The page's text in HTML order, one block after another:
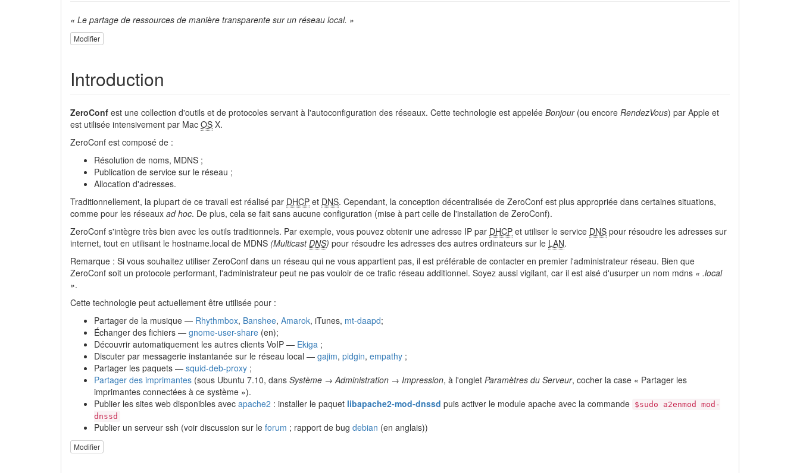
« Le partage de ressources de manière transparente sur un réseau local. »
Modifier
Introduction
ZeroConf est une collection d'outils et de protocoles servant à l'autoconfiguration des réseaux. Cette technologie est appelée Bonjour(ou encore RendezVous) par Apple et
est utilisée intensivement par Mac OS X.
ZeroConf est composé de :
Résolution de noms, MDNS ;
Publication de service sur le réseau ;
Allocation d'adresses.
Traditionnellement, la plupart de ce travail est réalisé par DHCP et DNS. Cependant, la conception décentralisée de ZeroConf est plus appropriée dans certaines situations,
comme pour les réseaux ad hoc. De plus, cela se fait sans aucune configuration (mise à part celle de l'installation de ZeroConf).
ZeroConf s'intègre très bien avec les outils traditionnels. Par exemple, vous pouvez obtenir une adresse IP par DHCP et utiliser le service DNS pour résoudre les adresses sur
internet, tout en utilisant le hostname.local de MDNS (MulticastDNS) pour résoudre les adresses des autres ordinateurs sur le LAN.
Remarque : Si vous souhaitez utiliser ZeroConf dans un réseau qui ne vous appartient pas, il est préférable de contacter en premier l'administrateur réseau. Bien que
ZeroConf soit un protocole performant, l'administrateur peut ne pas vouloir de ce trafic réseau additionnel. Soyez aussi vigilant, car il est aisé d'usurper un nom mdns « .local
».
Cette technologie peut actuellement être utilisée pour :
Partager de la musique — Rhythmbox, Banshee, Amarok, iTunes, mt-daapd;
Échanger des fichiers — gnome-user-share (en);
Découvrir automatiquement les autres clients VoIP — Ekiga ;
Discuter par messagerie instantanée sur le réseau local — gajim, pidgin, empathy ;
Partager les paquets — squid-deb-proxy ;
Partager des imprimantes (sous Ubuntu 7.10, dans Système → Administration → Impression, à l'onglet Paramètres du Serveur, cocher la case « Partager les
imprimantes connectées à ce système »).
Publier les sites web disponibles avec apache2 : installer le paquet libapache2-mod-dnssd puis activer le module apache avec la commande $sudo a2enmod mod-
dnssd
Publier un serveur ssh (voir discussion sur le forum ; rapport de bug debian (en anglais))
Modifier